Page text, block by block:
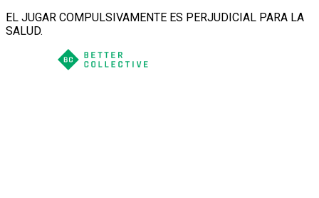
EL JUGAR COMPULSIVAMENTE ES PERJUDICIAL PARA LA
SALUD.